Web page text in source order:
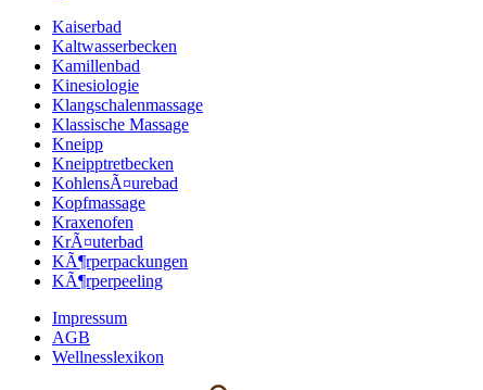
Kaiserbad
Kaltwasserbecken
Kamillenbad
Kinesiologie
Klangschalenmassage
Klassische Massage
Kneipp
Kneipptretbecken
KohlensÃ¤urebad
Kopfmassage
Kraxenofen
KrÃ¤uterbad
KÃ¶rperpackungen
KÃ¶rperpeeling
Impressum
AGB
Wellnesslexikon